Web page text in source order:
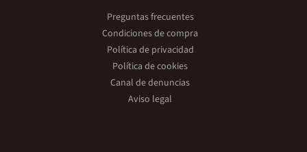
Preguntas frecuentes
Condiciones de compra
Política de privacidad
Política de cookies
Canal de denuncias
Aviso legal